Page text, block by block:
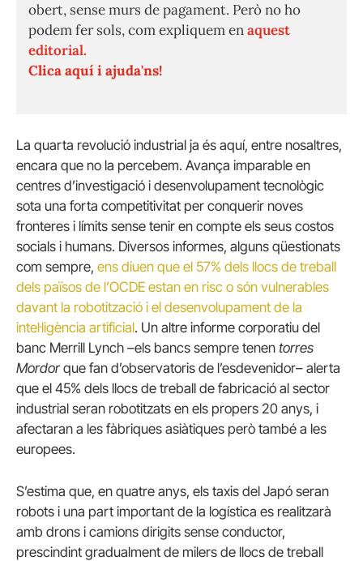
obert, sense murs de pagament. Però no ho
podem fer sols, com expliquem enaquest
editorial.
Clica aquí i ajuda'ns!
La quarta revolució industrial ja és aquí, entre nosaltres,
encara que no la percebem. Avança imparable en
centres d’investigació i desenvolupament tecnològic
sota una forta competitivitat per conquerir noves
fronteres i límits sense tenir en compte els seus costos
socials i humans. Diversos informes, alguns qüestionats
com sempre, ens diuen que el 57% dels llocs de treball
dels països de l’OCDE estan en risc o són vulnerables
davant la robotització i el desenvolupament de la
intel·ligència artificial. Un altre informe corporatiu del
banc Merrill Lynch –els bancs sempre tenen torres
Mordorque fan d’observatoris de l’esdevenidor– alerta
que el 45% dels llocs de treball de fabricació al sector
industrial seran robotitzats en els propers 20 anys, i
afectaran a les fàbriques asiàtiques però també a les
europees.
S’estima que, en quatre anys, els taxis del Japó seran
robots i una part important de la logística es realitzarà
amb drons i camions dirigits sense conductor,
prescindint gradualment de milers de llocs de treball